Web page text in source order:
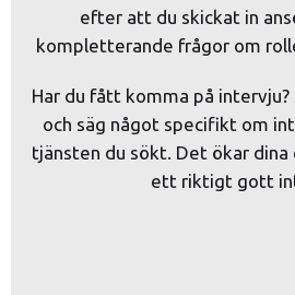
efter att du skickat in
kompletterande frågor om
Har du fått komma på
och säg något specifikt om
tjänsten du sökt. Det ökar
ett riktigt gott